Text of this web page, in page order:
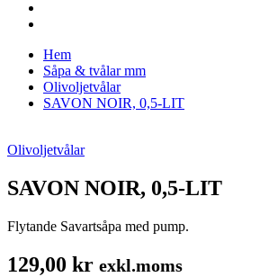
Hem
Såpa & tvålar mm
Olivoljetvålar
SAVON NOIR, 0,5-LIT
Olivoljetvålar
SAVON NOIR, 0,5-LIT
Flytande Savartsåpa med pump.
129,00 kr exkl.moms